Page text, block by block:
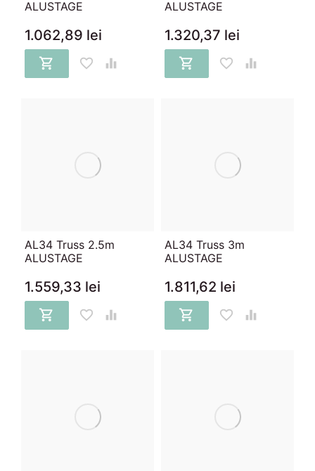
ALUSTAGE
1.062,89 lei
  
ALUSTAGE
1.320,37 lei
  
AL34 Truss 2.5m
ALUSTAGE
1.559,33 lei
  
AL34 Truss 3m
ALUSTAGE
1.811,62 lei
  